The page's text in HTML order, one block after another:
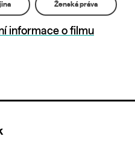
Ženská práva
informace o filmu